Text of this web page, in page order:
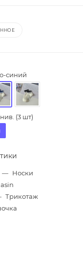
синий
(3 шт)
— Носки
Трикотаж